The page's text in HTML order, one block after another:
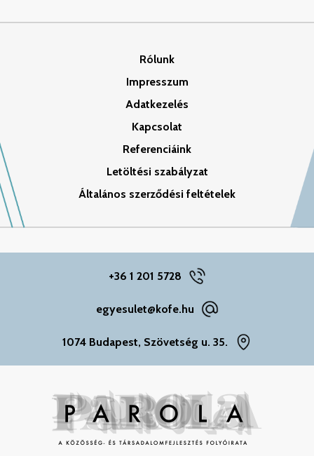
Rólunk
Impresszum
Adatkezelés
Kapcsolat
Referenciáink
Letöltési szabályzat
Általános szerződési feltételek
+36 1 201 5728
egyesulet@kofe.hu
1074 Budapest, Szövetség u. 35.